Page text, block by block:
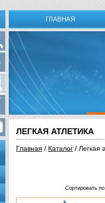
ГЛАВНАЯ
ЛЕГКАЯ АТЛЕТИКА
Главная / Каталог / Легкая
Сортировать